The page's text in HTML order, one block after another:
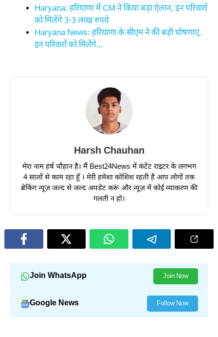
Haryana: हरियाणा में CM ने किया बड़ा ऐलान, इन परिवारों
को मिलेंगे 3-3 लाख रुपये
Haryana News: हरियाणा के सीएम ने की बड़ी घोषणाएं,
इन परिवारों को मिलेंगे…
Harsh Chauhan
मेरा नाम हर्ष चौहान है। मैं Best24News में कंटेंट राइटर के लगभग
4 सालों से काम रहा हूँ । मेरी हमेशा कोशिश रहती है आप लोगों तक
ब्रेकिंग न्यूज़ जल्द से जल्द अपडेट करूं और न्यूज़ में कोई व्याकरण की
गलती न हो।
Join WhatsApp Join Now
Google News Follow Now